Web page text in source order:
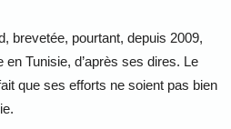
brevetée, pourtant, depuis 2009,
en Tunisie, d’après ses dires. Le
que ses efforts ne soient pas bien